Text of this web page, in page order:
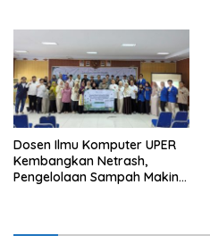
Dosen Ilmu Komputer UPER
Kembangkan Netrash,
Pengelolaan Sampah Makin